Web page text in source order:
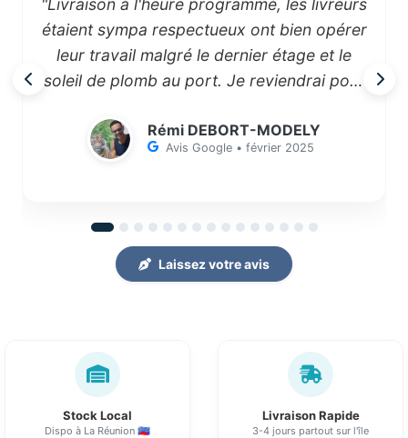
"Livraison à l'heure programmé, les livreurs
étaient sympa respectueux ont bien opérer
leur travail malgré le dernier étage et le
soleil de plomb au port. Je reviendrai pour
recommande fortement ce vendeur très
professionnel. Et petit pourboire pour
Rémi DEBORT-MODELY
Avis Google • février 2025
Laissez votre avis
Stock Local
Dispo à La Réunion 🇷🇪
Livraison Rapide
3-4 jours partout sur l'île